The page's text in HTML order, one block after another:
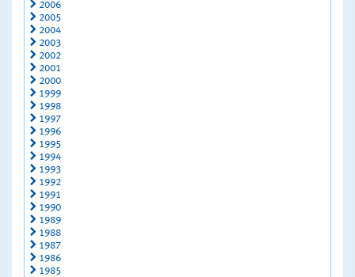
2006
2005
2004
2003
2002
2001
2000
1999
1998
1997
1996
1995
1994
1993
1992
1991
1990
1989
1988
1987
1986
1985